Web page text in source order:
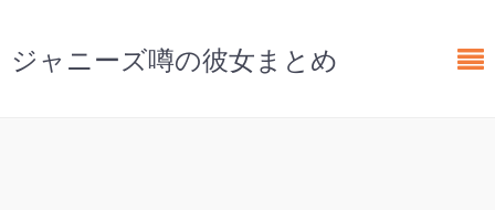
ジャニーズ噂の彼女まとめ